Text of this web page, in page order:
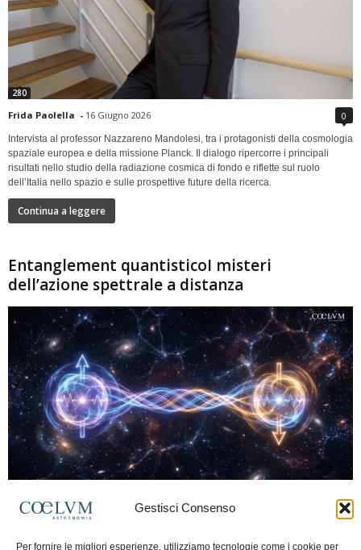
Gestisci Consenso
Per fornire le migliori esperienze, utilizziamo tecnologie come i cookie per
280
Frida Paolella - 16 Giugno 2026 0
Intervista al professor Nazzareno Mandolesi, tra i protagonisti della cosmologia
spaziale europea e della missione Planck. Il dialogo ripercorre i principali
risultati nello studio della radiazione cosmica di fondo e riflette sul ruolo
dell’Italia nello spazio e sulle prospettive future della ricerca.
Continua a leggere
Entanglement quantisticoI misteri
dell’azione spettrale a distanza
Marco Lorrai - 15 Giugno 2026 0
moderna: due particelle possono mostrare correlazioni che sembrano ignorare